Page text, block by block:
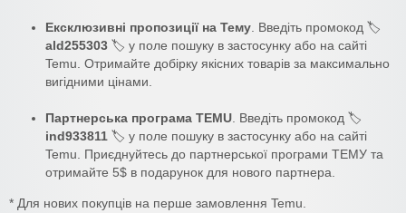
Ексклюзивні пропозиції на Тему . Введіть промокод 🏷️
ald255303 🏷️ у поле пошуку в застосунку або на сайті
Temu. Отримайте добірку якісних товарів за максимально
вигідними цінами.
Партнерська програма TEMU . Введіть промокод 🏷️
ind933811 🏷️ у поле пошуку в застосунку або на сайті
Temu. Приєднуйтесь до партнерської програми ТЕМУ та
отримайте 5$ в подарунок для нового партнера.
* Для нових покупців на перше замовлення Temu.